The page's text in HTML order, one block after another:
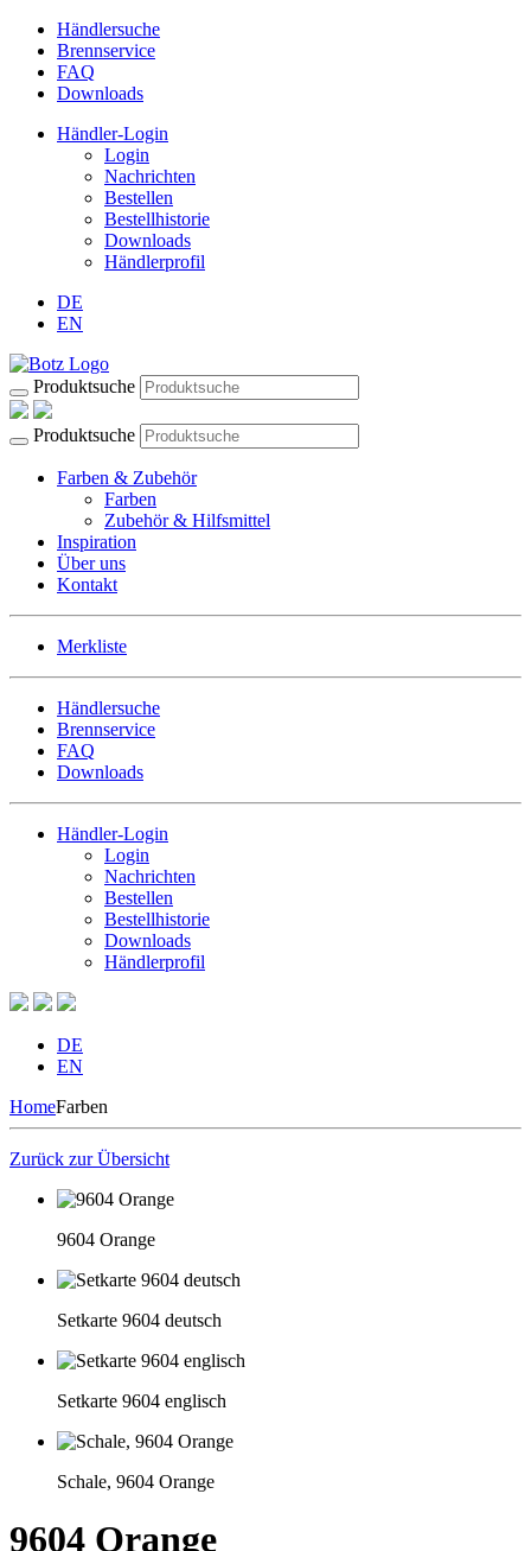
Händlersuche
Brennservice
FAQ
Downloads
Händler-Login
Login
Nachrichten
Bestellen
Bestellhistorie
Downloads
Händlerprofil
DE
EN
Produktsuche
Produktsuche
Farben & Zubehör
Farben
Zubehör & Hilfsmittel
Inspiration
Über uns
Kontakt
Merkliste
Händlersuche
Brennservice
FAQ
Downloads
Händler-Login
Login
Nachrichten
Bestellen
Bestellhistorie
Downloads
Händlerprofil
DE
EN
HomeFarben
Zurück zur Übersicht
9604 Orange
Setkarte 9604 deutsch
Setkarte 9604 englisch
Schale, 9604 Orange
9604 Orange